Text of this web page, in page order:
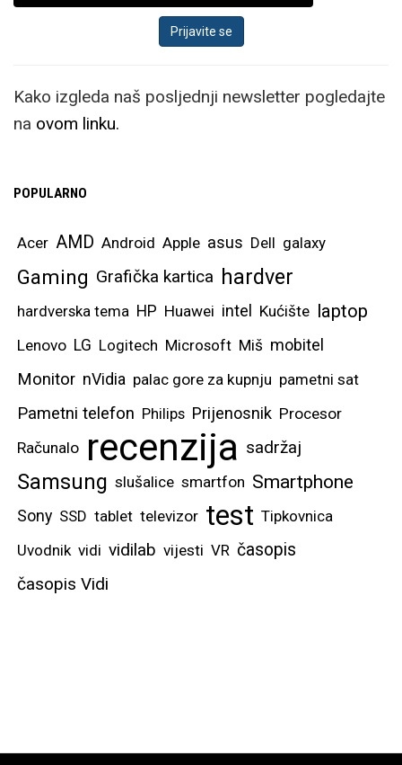
Kako izgleda naš posljednji newsletter pogledajte
na ovom linku.
POPULARNO
Acer AMD Android Apple asus Dell galaxy
Gaming Grafička kartica hardver
hardverska tema HP Huawei intel Kućište laptop
Lenovo LG Logitech Microsoft Miš mobitel
Monitor nVidia palac gore za kupnju pametni sat
Pametni telefon Philips Prijenosnik Procesor
Računalo recenzija sadržaj
Samsung slušalice smartfon Smartphone
Sony SSD tablet televizor test Tipkovnica
Uvodnik vidi vidilab vijesti VR časopis
časopis Vidi